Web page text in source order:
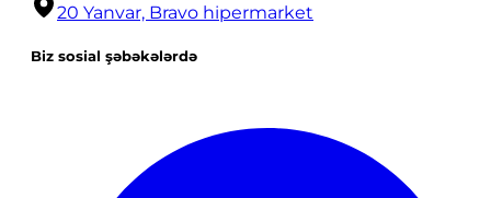
20 Yanvar, Bravo hipermarket
Biz sosial şəbəkələrdə